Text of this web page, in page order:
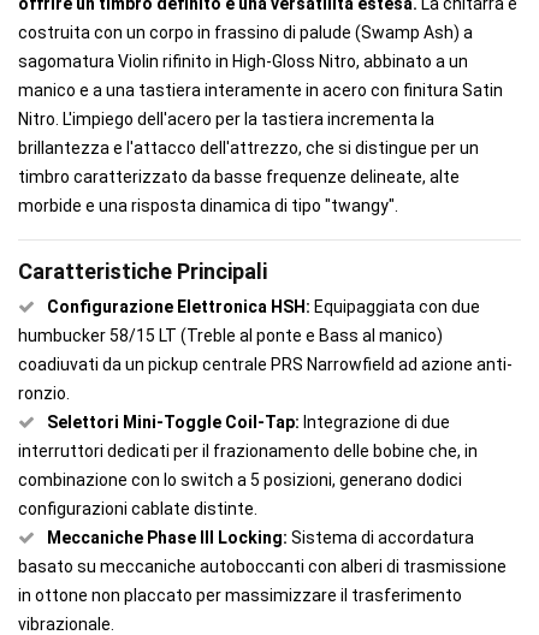
costruita con un corpo in frassino di palude (Swamp Ash) a
sagomatura Violin rifinito in High-Gloss Nitro, abbinato a un
manico e a una tastiera interamente in acero con finitura Satin
Nitro. L'impiego dell'acero per la tastiera incrementa la
brillantezza e l'attacco dell'attrezzo, che si distingue per un
timbro caratterizzato da basse frequenze delineate, alte
morbide e una risposta dinamica di tipo "twangy".
Caratteristiche Principali
Configurazione Elettronica HSH: Equipaggiata con due
humbucker 58/15 LT (Treble al ponte e Bass al manico)
coadiuvati da un pickup centrale PRS Narrowfield ad azione anti-
ronzio.
Selettori Mini-Toggle Coil-Tap: Integrazione di due
interruttori dedicati per il frazionamento delle bobine che, in
combinazione con lo switch a 5 posizioni, generano dodici
configurazioni cablate distinte.
Meccaniche Phase III Locking: Sistema di accordatura
basato su meccaniche autoboccanti con alberi di trasmissione
in ottone non placcato per massimizzare il trasferimento
vibrazionale.